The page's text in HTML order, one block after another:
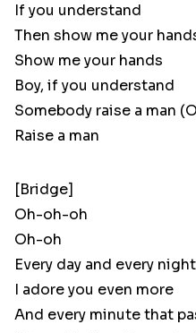
If you understand
Then show me your
Show me your hands
Boy, if you understand
Somebody raise a man
Raise a man
[Bridge]
Oh-oh-oh
Oh-oh
Every day and every
I adore you even more
And every minute that